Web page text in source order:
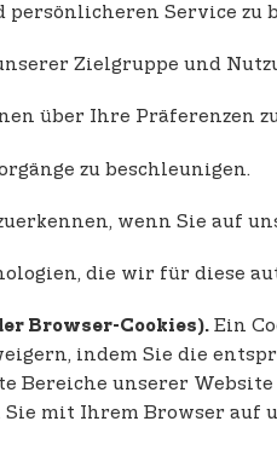
persönlicheren Service zu
Zielgruppe und
über Ihre Präferenzen
zu beschleunigen.
wenn Sie auf
die wir für diese
Browser-Cookies). Ein
indem Sie die
Bereiche unserer
Sie mit Ihrem Browser auf